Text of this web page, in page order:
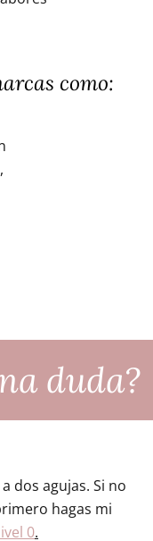
como:
duda?
dos agujas. Si no
hagas mi
0.